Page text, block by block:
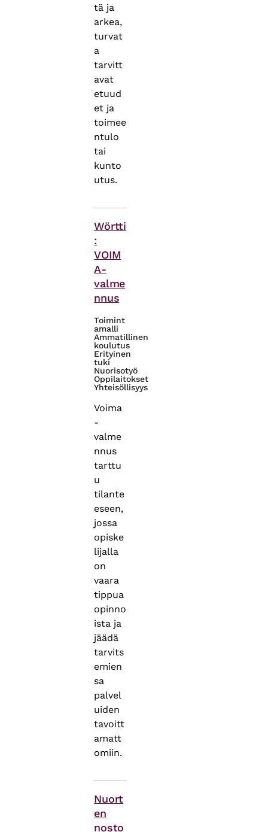
tä ja
arkea,
turvat
a
tarvitt
avat
etuud
et ja
toimee
ntulo
tai
kunto
utus.
Wörtti
:
VOIM
A-
valme
nnus
Toimint
amalli
Ammatillinen
koulutus
Erityinen
tuki
Nuorisotyö
Oppilaitokset
Yhteisöllisyys
Voima
-
valme
nnus
tarttu
u
tilante
eseen,
jossa
opiske
lijalla
on
vaara
tippua
opinno
ista ja
jäädä
tarvits
emien
sa
palvel
uiden
tavoitt
amatt
omiin.
Nuort
en
nosto